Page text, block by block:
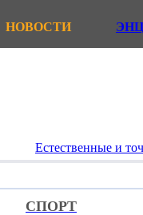
НОВОСТИ
Естественные и
СПОРТ